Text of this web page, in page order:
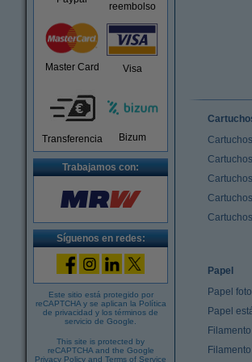
reembolso
Master Card Visa
Transferencia Bizum
Trabajamos con:
Síguenos en redes:
Este sitio está protegido por
reCAPTCHA y se aplican la Política
de privacidad y los términos de
servicio de Google
This site is protected by
reCAPTCHA and the Google
Privacy Policy and Terms of Service
Papel
Papel
Papel